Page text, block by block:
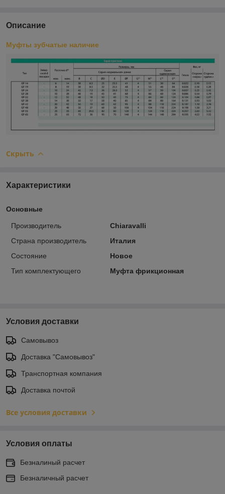
Описание
Муфты зубчатые наличие
Скрыть
Характеристики
Основные
Производитель
Chiaravalli
Страна производитель
Италия
Состояние
Новое
Тип комплектующего
Муфта фрикционная
Условия доставки
Самовывоз
Доставка "Самовывоз"
Транспортная компания
Доставка почтой
Все условия доставки
Условия оплаты
Безналиный расчет
Безналичный расчет